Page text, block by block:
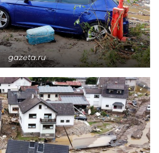
gazeta.ru